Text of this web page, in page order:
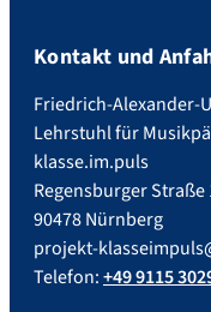
Kontakt und
Friedrich-Alexander-
Lehrstuhl für
klasse.im.puls
Regensburger Straße
90478 Nürnberg
projekt-
Telefon:+49 9115